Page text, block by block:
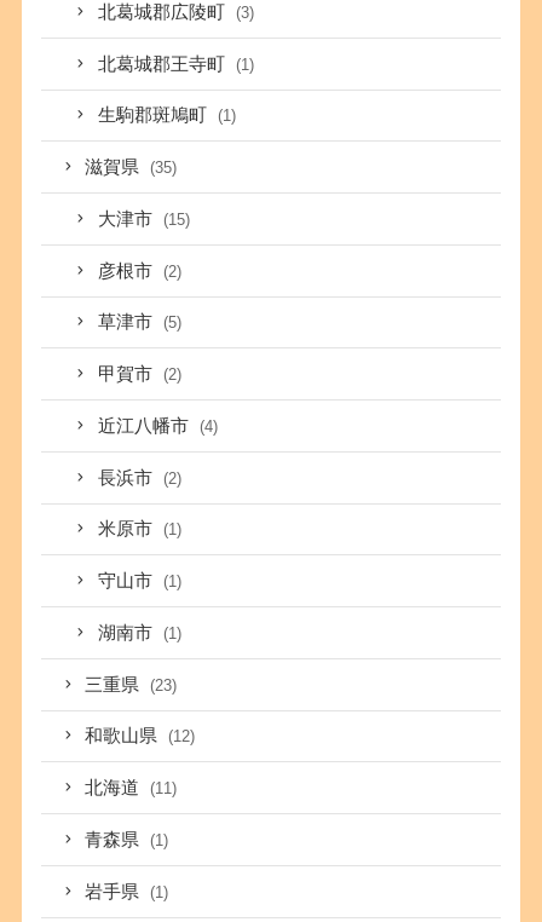
北葛城郡広陵町 (3)
北葛城郡王寺町 (1)
生駒郡斑鳩町 (1)
滋賀県 (35)
大津市 (15)
彦根市 (2)
草津市 (5)
甲賀市 (2)
近江八幡市 (4)
長浜市 (2)
米原市 (1)
守山市 (1)
湖南市 (1)
三重県 (23)
和歌山県 (12)
北海道 (11)
青森県 (1)
岩手県 (1)